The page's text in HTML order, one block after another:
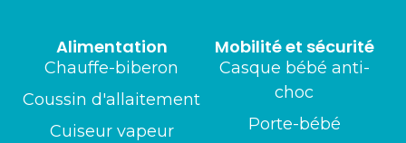
Mobilité et sécurité
Casque bébé anti-
choc
Porte-bébé
Alimentation
Chauffe-biberon
Coussin d'allaitement
Cuiseur vapeur